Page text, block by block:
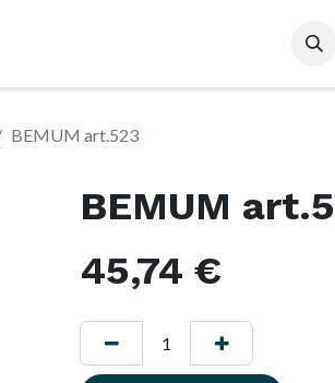
BEMUM art.523
BEMUM
45,74 €